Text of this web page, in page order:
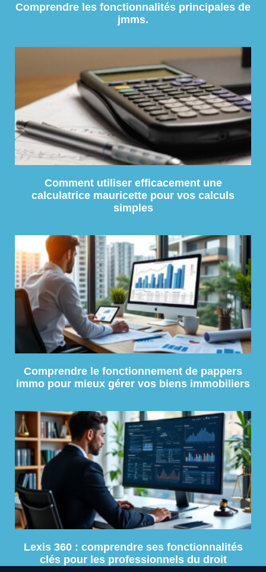
Comprendre les fonctionnalités principales de
jmms.
Comment utiliser efficacement une
calculatrice mauricette pour vos calculs
simples
Comprendre le fonctionnement de pappers
immo pour mieux gérer vos biens immobiliers
Lexis 360 : comprendre ses fonctionnalités
clés pour les professionnels du droit